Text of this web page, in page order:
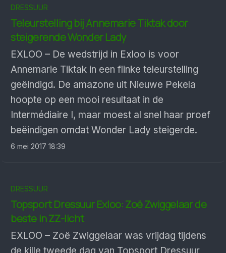
DRESSUUR
Teleurstelling bij Annemarie Tiktak door
steigerende Wonder Lady
EXLOO – De wedstrijd in Exloo is voor
Annemarie Tiktak in een flinke teleurstelling
geëindigd. De amazone uit Nieuwe Pekela
hoopte op een mooi resultaat in de
Intermédiaire I, maar moest al snel haar proef
beëindigen omdat Wonder Lady steigerde.
6 mei 2017 18:39
DRESSUUR
Topsport Dressuur Exloo: Zoë Zwiggelaar de
beste in ZZ-licht
EXLOO – Zoë Zwiggelaar was vrijdag tijdens